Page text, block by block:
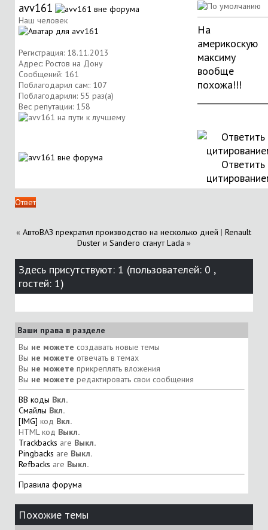
avv161
Наш человек
Регистрация: 18.11.2013
Адрес: Ростов на Дону
Сообщений: 161
Поблагодарил сам:: 107
Поблагодарили: 55 раз(а)
Вес репутации: 158
На
америкоскую
максиму
вообще
похожа!!!
Ответить
Ответ
« АвтоВАЗ прекратил производство на несколько дней |Renault
Duster и Sandero станут Lada »
Здесь присутствуют: 1 (пользователей: 0 ,
гостей: 1)
Ваши права в разделе
Вы не можете создавать новые темы
Вы не можете отвечать в темах
Вы не можете прикреплять вложения
Вы не можете редактировать свои сообщения
BB коды Вкл.
Смайлы Вкл.
[IMG] код Вкл.
HTML код Выкл.
Trackbacks are Выкл.
Pingbacks are Выкл.
Refbacks are Выкл.
Правила форума
Похожие темы